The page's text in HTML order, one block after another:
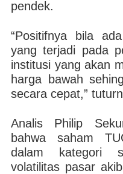
pendek.
“Positifnya bila
yang terjadi pada
institusi yang akan
harga bawah
secara cepat,”
Analis Philip
bahwa saham
dalam kategori
volatilitas pasar